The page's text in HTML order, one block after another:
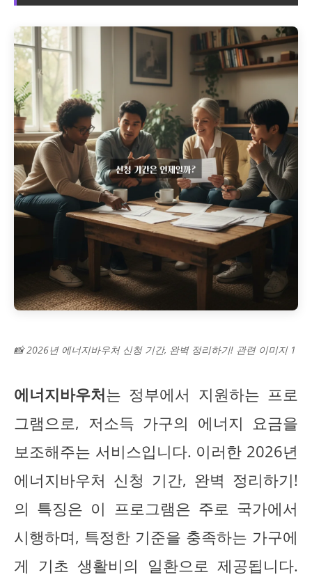
📸 2026년 에너지바우처 신청 기간, 완벽 정리하기! 관련 이미지 1
에너지바우처는 정부에서 지원하는 프로
그램으로, 저소득 가구의 에너지 요금을
보조해주는 서비스입니다. 이러한 2026년
에너지바우처 신청 기간, 완벽 정리하기!
의 특징은 이 프로그램은 주로 국가에서
시행하며, 특정한 기준을 충족하는 가구에
게 기초 생활비의 일환으로 제공됩니다.